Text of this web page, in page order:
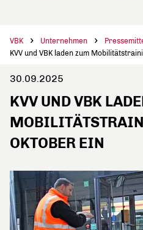
VBK Unternehmen
KVV und VBK laden zum
30.09.2025
KVV UND VBK
OKTOBER EIN